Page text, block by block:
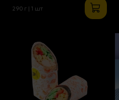
290 г | 1 шт